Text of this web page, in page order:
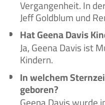
Vergangenheit. In
Jeff Goldblum und
Hat Geena Davis
Ja, Geena Davis ist
Kindern.
In welchem
geboren?